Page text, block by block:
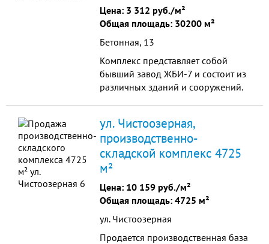
Цена: 3 312 руб./м²
Общая площадь: 30200 м²
Бетонная, 13
Комплекс представляет собой
бывший завод ЖБИ-7 и состоит из
различных зданий и сооружений.
центр, или для размещения
различных производств.
ул. Чистоозерная,
производственно-
складской комплекс 4725
м²
Цена: 10 159 руб./м²
Общая площадь: 4725 м²
ул. Чистоозерная
Продается производственная база